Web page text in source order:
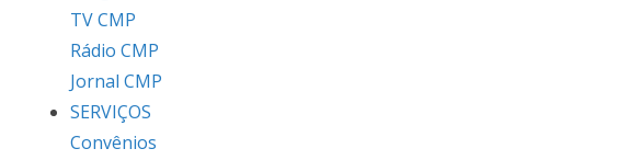
TV CMP
Rádio CMP
Jornal CMP
SERVIÇOS
Convênios